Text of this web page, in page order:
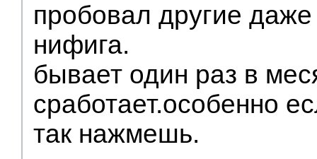
пробовал другие даже
нифига.
бывает один раз в
сработает.особенно
так нажмешь.
Помощники